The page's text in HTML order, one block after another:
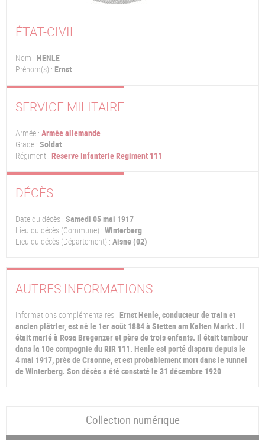
ÉTAT-CIVIL
Nom : HENLE
Prénom(s) : Ernst
SERVICE MILITAIRE
Armée : Armée allemande
Grade : Soldat
Régiment : Reserve Infanterie Regiment 111
DÉCÈS
Date du décès : Samedi 05 mai 1917
Lieu du décès (Commune) : Winterberg
Lieu du décès (Département) : Aisne (02)
AUTRES INFORMATIONS
Informations complémentaires : Ernst Henle, conducteur de train et
ancien plâtrier, est né le 1er août 1884 à Stetten am Kalten Markt . Il
était marié à Rosa Bregenzer et père de trois enfants. Il était tambour
dans la 10e compagnie du RIR 111. Henle est porté disparu depuis le
4 mai 1917, près de Craonne, et est probablement mort dans le tunnel
de Winterberg. Son décès a été constaté le 31 décembre 1920
Collection numérique